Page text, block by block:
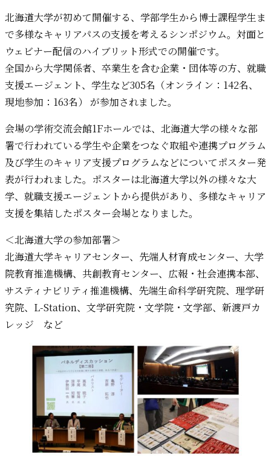
北海道大学が初めて開催する、学部学生から博士課程学生ま
で多様なキャリアパスの支援を考えるシンポジウム。対面と
ウェビナー配信のハイブリット形式での開催です。
全国から大学関係者、卒業生を含む企業・団体等の方、就職
支援エージェント、学生など305名（オンライン：142名、
現地参加：163名） が参加されました。
会場の学術交流会館1Fホールでは、北海道大学の様々な部
署で行われている学生や企業をつなぐ取組や連携プログラム
及び学生のキャリア支援プログラムなどについてポスター発
表が行われました。ポスターは北海道大学以外の様々な大
学、就職支援エージェントから提供があり、多様なキャリア
支援を集結したポスター会場となりました。
＜北海道大学の参加部署＞
北海道大学キャリアセンター、先端人材育成センター、大学
院教育推進機構、共創教育センター、広報・社会連携本部、
サスティナビリティ推進機構、先端生命科学研究院、理学研
究院、L-Station、文学研究院・文学院・文学部、新渡戸カ
レッジ など